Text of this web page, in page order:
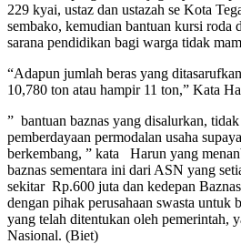
229 kyai, ustaz dan ustazah se Kota
sembako, kemudian bantuan kursi roda
sarana pendidikan bagi warga tidak
“Adapun jumlah beras yang
10,780 ton atau hampir 11 ton,” Kata
” bantuan baznas yang disalurkan,
pemberdayaan permodalan usaha
berkembang, ” kata Harun yang
baznas sementara ini dari ASN yang
sekitar Rp.600 juta dan kedepan
dengan pihak perusahaan swasta untuk
yang telah ditentukan oleh pemerintah,
Nasional. (Biet)